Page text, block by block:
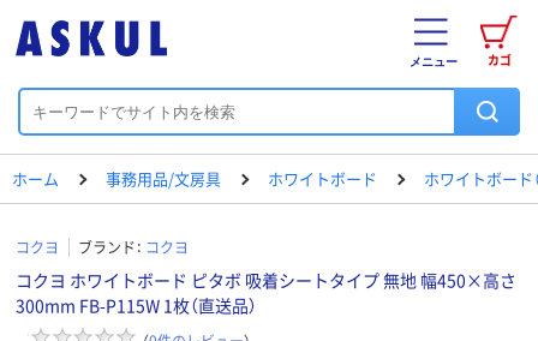
カゴ
メニュー
ホーム 事務用品/文房具 ホワイトボード ホワイトボード
コクヨ ブランド： コクヨ
コクヨ ホワイトボード ピタボ 吸着シートタイプ 無地 幅450×高さ
300mm FB-P115W 1枚（直送品）